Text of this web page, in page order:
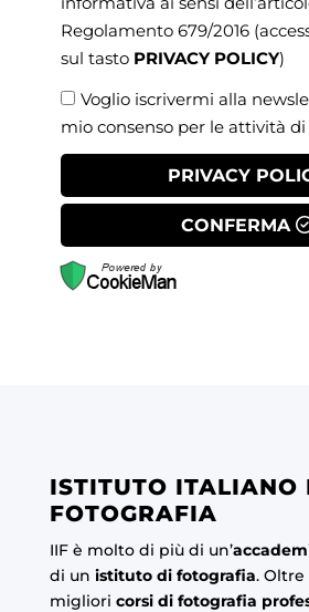
Regolamento 679/2016
sul tasto PRIVACY POLICY)
Voglio iscrivermi alla
mio consenso per le attività
PRIVACY
CONFERMA
ISTITUTO ITALIANO
FOTOGRAFIA
IIF è molto di più di un’
di un istituto di fotografia. Oltre
migliori corsi di fotografia